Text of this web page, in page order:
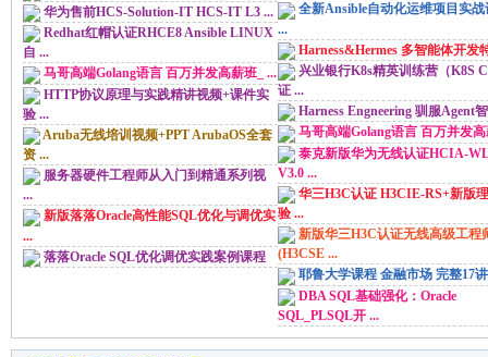
华为售前HCS-Solution-IT HCS-IT L3 ...
Redhat红帽认证RHCE8 Ansible LINUX
自 ...
马哥高端Golang语言 百万并发高薪班_ ...
HTTP协议原理与实践精讲视频+课件实
验 ...
Aruba无线培训视频+PPT ArubaOS全套
资 ...
服务器硬件工程师从入门到精通系列视
...
新版落落Oracle高性能SQL优化与调优实
...
落落Oracle SQL优化调优实践案例课程
全新Ansible自动化运维项目实战
...
Harness&Hermes 多智能体开发
兴业银行K8s精英训练营（K8S
证 ...
Harness Engneering 驯服Agent
马哥高端Golang语言 百万并发高
泰克新版华为无线认证HCIA-
V3.0 ...
华三H3C认证 H3CIE-RS+新版
验 ...
新版华三H3C认证无线高级工程
(H3CSE ...
耶鲁大学课程 金融市场 完整17
DBA SQL基础强化：Oracle
SQL_PLSQL开 ...